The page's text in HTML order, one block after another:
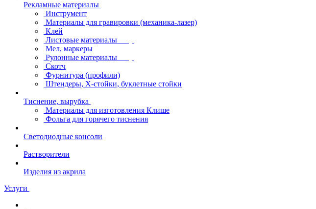
Рекламные материалы
Инструмент
Материалы для гравировки (механика-лазер)
Клей
Листовые материалы
Мел, маркеры
Рулонные материалы
Скотч
Фурнитура (профили)
Штендеры, Х-стойки, буклетные стойки
Тиснение, вырубка
Материалы для изготовления Клише
Фольга для горячего тиснения
Светодиодные консоли
Растворители
Изделия из акрила
Услуги